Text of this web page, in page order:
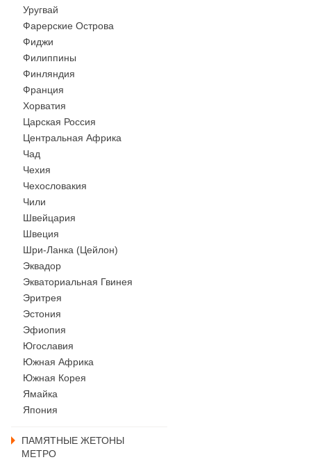
Уругвай
Фарерские Острова
Фиджи
Филиппины
Финляндия
Франция
Хорватия
Царская Россия
Центральная Африка
Чад
Чехия
Чехословакия
Чили
Швейцария
Швеция
Шри-Ланка (Цейлон)
Эквадор
Экваториальная Гвинея
Эритрея
Эстония
Эфиопия
Югославия
Южная Африка
Южная Корея
Ямайка
Япония
ПАМЯТНЫЕ ЖЕТОНЫ
МЕТРО